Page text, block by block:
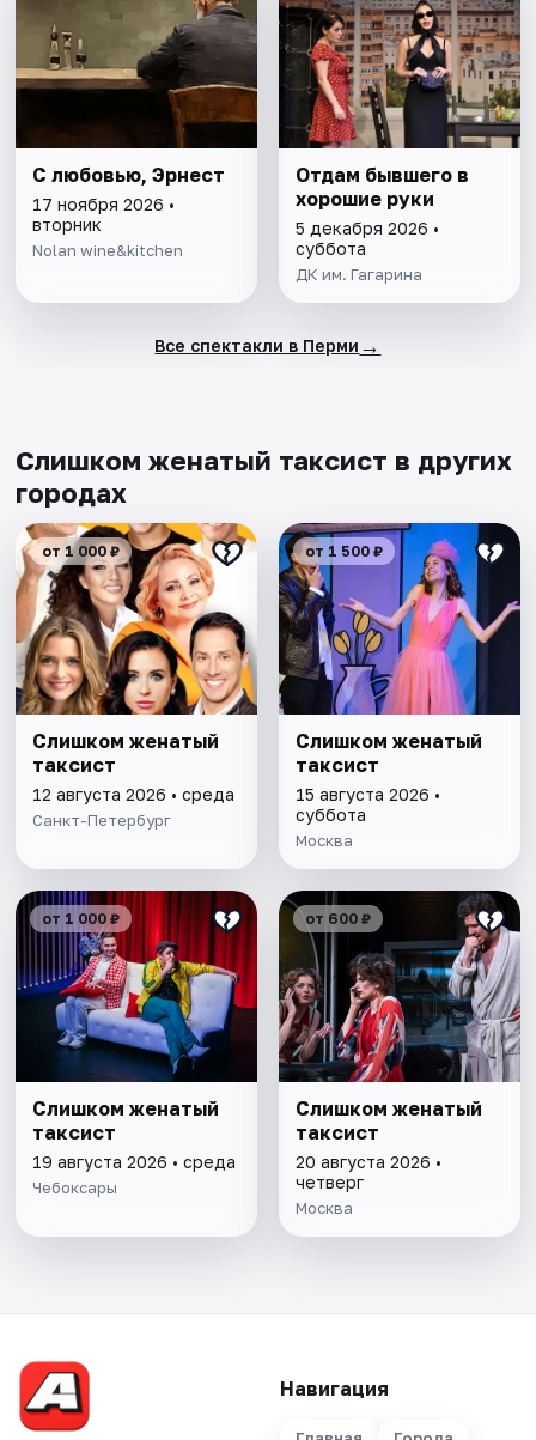
С любовью, Эрнест
17 ноября 2026 •
вторник
Nolan wine&kitchen
Отдам бывшего в
хорошие руки
5 декабря 2026 •
суббота
ДК им. Гагарина
Все спектакли в Перми →
Слишком женатый таксист в других
городах
от 1 000 ₽
Слишком женатый
таксист
12 августа 2026 • среда
Санкт-Петербург
от 1 500 ₽
Слишком женатый
таксист
15 августа 2026 •
суббота
Москва
от 1 000 ₽
Слишком женатый
таксист
19 августа 2026 • среда
Чебоксары
от 600 ₽
Слишком женатый
таксист
20 августа 2026 •
четверг
Москва
Навигация